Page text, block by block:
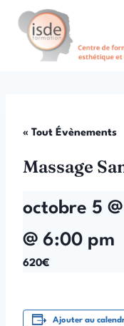
contenu
« Tout Évènements
Massage
octobre 5
@ 6:00 pm
620€
Ajouter au